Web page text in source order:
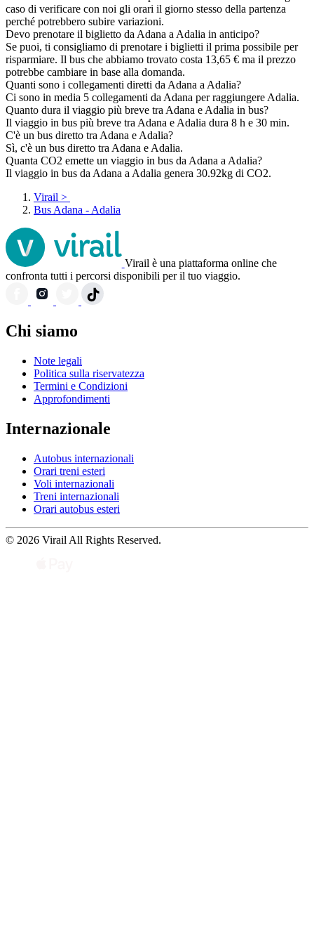
caso di verificare con noi gli orari il giorno stesso della partenza
perché potrebbero subire variazioni.
Devo prenotare il biglietto da Adana a Adalia in anticipo?
Se puoi, ti consigliamo di prenotare i biglietti il prima possibile per
risparmiare. Il bus che abbiamo trovato costa 13,65 € ma il prezzo
potrebbe cambiare in base alla domanda.
Quanti sono i collegamenti diretti da Adana a Adalia?
Ci sono in media 5 collegamenti da Adana per raggiungere Adalia.
Quanto dura il viaggio più breve tra Adana e Adalia in bus?
Il viaggio in bus più breve tra Adana e Adalia dura 8 h e 30 min.
C'è un bus diretto tra Adana e Adalia?
Sì, c'è un bus diretto tra Adana e Adalia.
Quanta CO2 emette un viaggio in bus da Adana a Adalia?
Il viaggio in bus da Adana a Adalia genera 30.92kg di CO2.
Virail >
Bus Adana - Adalia
Virail è una piattaforma online che
confronta tutti i percorsi disponibili per il tuo viaggio.
Chi siamo
Note legali
Politica sulla riservatezza
Termini e Condizioni
Approfondimenti
Internazionale
Autobus internazionali
Orari treni esteri
Voli internazionali
Treni internazionali
Orari autobus esteri
© 2026 Virail All Rights Reserved.